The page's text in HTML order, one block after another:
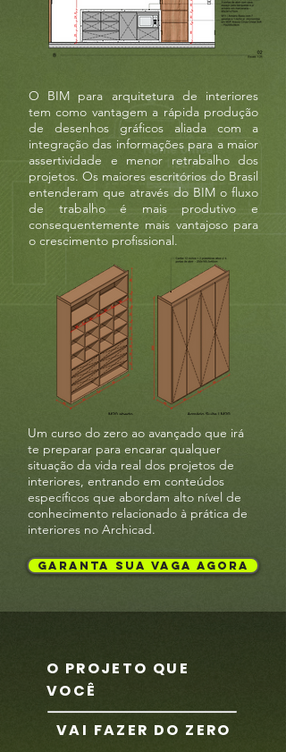
O BIM para arquitetura de interiores
tem como vantagem a rápida produção
de desenhos gráficos aliada com a
integração das informações para a maior
assertividade e menor retrabalho dos
projetos. Os maiores escritórios do Brasil
entenderam que através do BIM o fluxo
de trabalho é mais produtivo e
consequentemente mais vantajoso para
o crescimento profissional.
Um curso do zero ao avançado que irá
te preparar para encarar qualquer
situação da vida real dos projetos de
interiores, entrando em conteúdos
específicos que abordam alto nível de
conhecimento relacionado à prática de
interiores no Archicad.
GARANTA SUA VAGA AGORA
O PROJETO QUE
VOCÊ
VAI FAZER DO ZERO